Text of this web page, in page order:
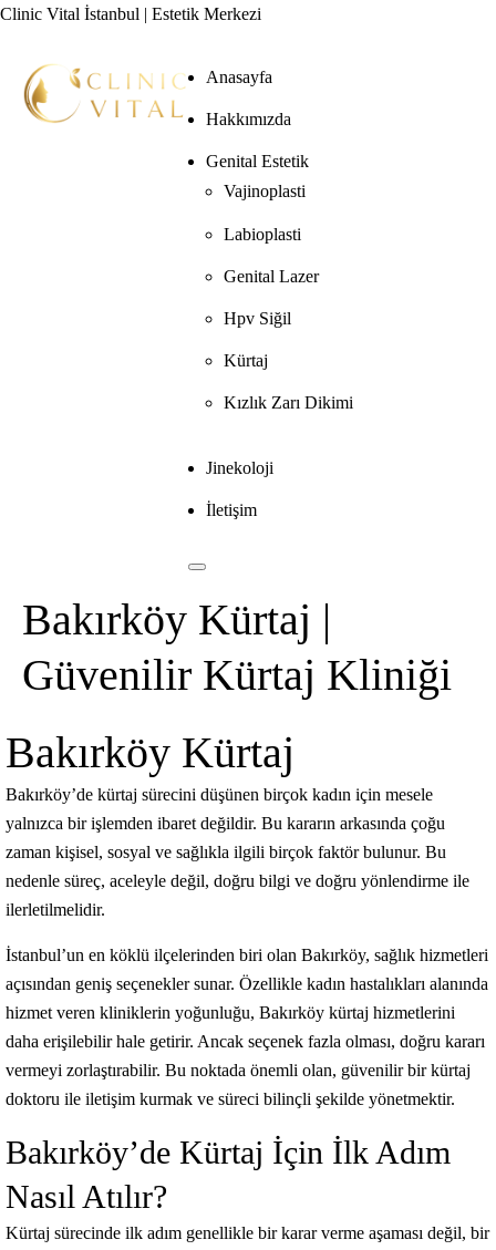
Clinic Vital İstanbul | Estetik Merkezi
Anasayfa
Hakkımızda
Genital Estetik
Vajinoplasti
Labioplasti
Genital Lazer
Hpv Siğil
Kürtaj
Kızlık Zarı Dikimi
Jinekoloji
İletişim
Bakırköy Kürtaj |
Güvenilir Kürtaj Kliniği
Bakırköy Kürtaj
Bakırköy’de kürtaj sürecini düşünen birçok kadın için mesele
yalnızca bir işlemden ibaret değildir. Bu kararın arkasında çoğu
zaman kişisel, sosyal ve sağlıkla ilgili birçok faktör bulunur. Bu
nedenle süreç, aceleyle değil, doğru bilgi ve doğru yönlendirme ile
ilerletilmelidir.
İstanbul’un en köklü ilçelerinden biri olan Bakırköy, sağlık hizmetleri
açısından geniş seçenekler sunar. Özellikle kadın hastalıkları alanında
hizmet veren kliniklerin yoğunluğu, Bakırköy kürtaj hizmetlerini
daha erişilebilir hale getirir. Ancak seçenek fazla olması, doğru kararı
vermeyi zorlaştırabilir. Bu noktada önemli olan, güvenilir bir kürtaj
doktoru ile iletişim kurmak ve süreci bilinçli şekilde yönetmektir.
Bakırköy’de Kürtaj İçin İlk Adım
Nasıl Atılır?
Kürtaj sürecinde ilk adım genellikle bir karar verme aşaması değil, bir